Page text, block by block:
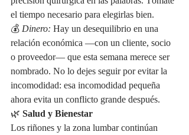
el tiempo necesario para elegirlas bien.
💰 Dinero: Hay un desequilibrio en una
relación económica —con un cliente, socio
o proveedor— que esta semana merece ser
nombrado. No lo dejes seguir por evitar la
incomodidad: esa incomodidad pequeña
ahora evita un conflicto grande después.
🌿 Salud y Bienestar
Los riñones y la zona lumbar continúan